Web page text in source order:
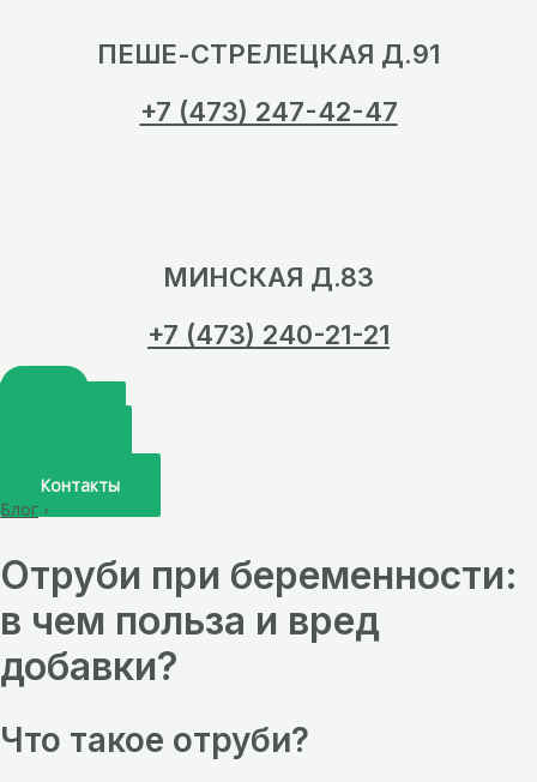
ПЕШЕ-СТРЕЛЕЦКАЯ Д.91
+7 (473) 247-42-47
МИНСКАЯ Д.83
+7 (473) 240-21-21
Контакты
Блог ›
Отруби при беременности:
в чем польза и вред
добавки?
Что такое отруби?